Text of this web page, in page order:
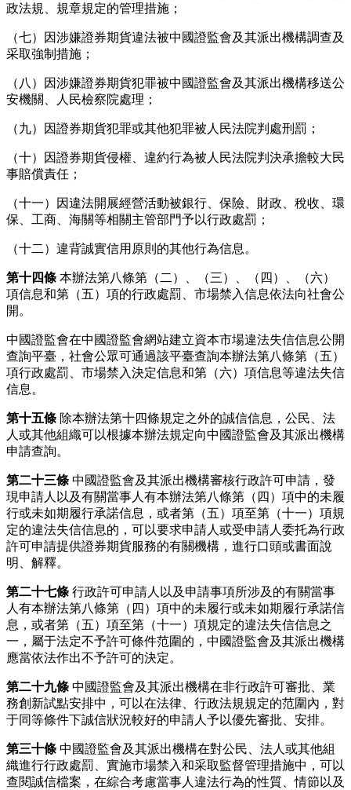
政法規、規章規定的管理措施；
（七）因涉嫌證券期貨違法被中國證監會及其派出機構調查及
采取強制措施；
（八）因涉嫌證券期貨犯罪被中國證監會及其派出機構移送公
安機關、人民檢察院處理；
（九）因證券期貨犯罪或其他犯罪被人民法院判處刑罰；
（十）因證券期貨侵權、違約行為被人民法院判決承擔較大民
事賠償責任；
（十一）因違法開展經營活動被銀行、保險、財政、稅收、環
保、工商、海關等相關主管部門予以行政處罰；
（十二）違背誠實信用原則的其他行為信息。
第十四條 本辦法第八條第（二）、（三）、（四）、（六）
項信息和第（五）項的行政處罰、市場禁入信息依法向社會公
開。
中國證監會在中國證監會網站建立資本市場違法失信信息公開
查詢平臺，社會公眾可通過該平臺查詢本辦法第八條第（五）
項行政處罰、市場禁入決定信息和第（六）項信息等違法失信
信息。
第十五條 除本辦法第十四條規定之外的誠信信息，公民、法
人或其他組織可以根據本辦法規定向中國證監會及其派出機構
申請查詢。
第二十三條 中國證監會及其派出機構審核行政許可申請，發
現申請人以及有關當事人有本辦法第八條第（四）項中的未履
行或未如期履行承諾信息，或者第（五）項至第（十一）項規
定的違法失信信息的，可以要求申請人或受申請人委托為行政
許可申請提供證券期貨服務的有關機構，進行口頭或書面說
明、解釋。
第二十七條 行政許可申請人以及申請事項所涉及的有關當事
人有本辦法第八條第（四）項中的未履行或未如期履行承諾信
息，或者第（五）項至第（十一）項規定的違法失信信息之
一，屬于法定不予許可條件范圍的，中國證監會及其派出機構
應當依法作出不予許可的決定。
第二十九條 中國證監會及其派出機構在非行政許可審批、業
務創新試點安排中，可以在法律、行政法規規定的范圍內，對
于同等條件下誠信狀況較好的申請人予以優先審批、安排。
第三十條 中國證監會及其派出機構在對公民、法人或其他組
織進行行政處罰、實施市場禁入和采取監督管理措施中，可以
查閱誠信檔案，在綜合考慮當事人違法行為的性質、情節以及